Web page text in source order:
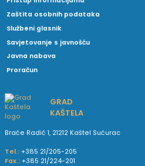
Zaštita osobnih podataka
Službeni glasnik
Savjetovanje s javnošću
Javna nabava
Proračun
GRAD
KAŠTELA
Braće Radić 1, 21212 Kaštel Sućurac
Tel.: +385 21/205-205
Fax.: +385 21/224-201